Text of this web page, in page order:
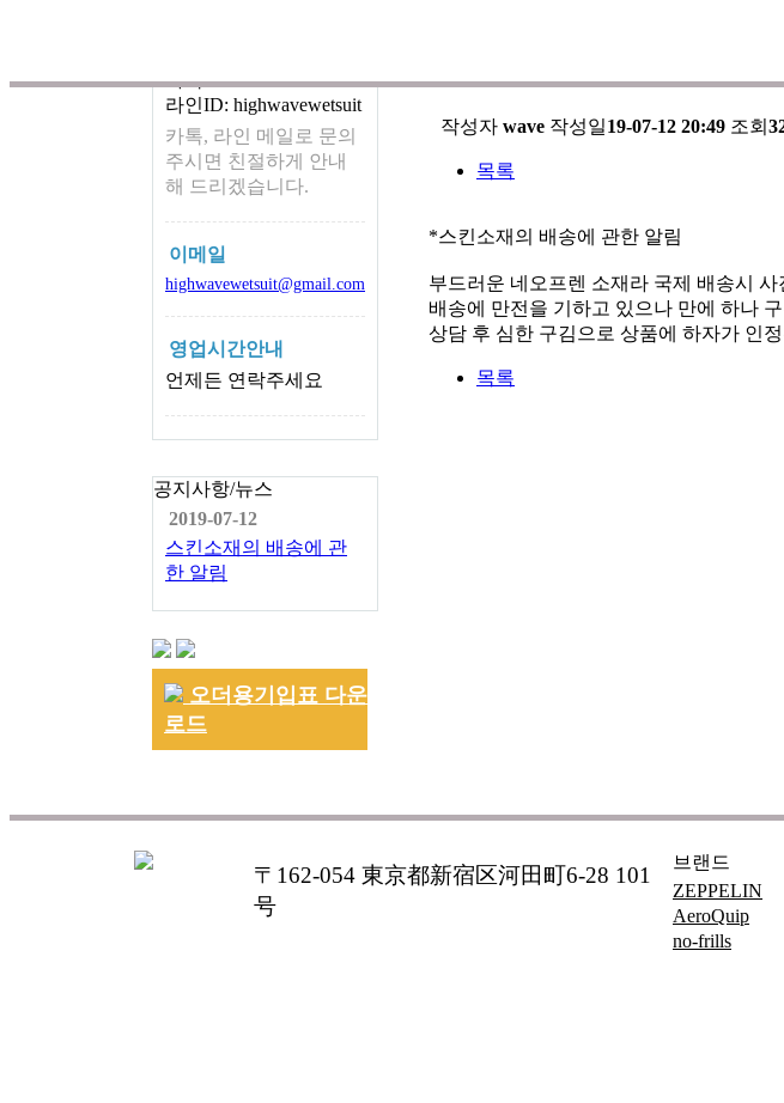
카톡ID: wetsuit4067
라인ID: highwavewetsuit
카톡, 라인 메일로 문의
주시면 친절하게 안내
해 드리겠습니다.
이메일
highwavewetsuit@gmail.com
영업시간안내
언제든 연락주세요
공지사항/뉴스
2019-07-12
스킨소재의 배송에 관
한 알림
오더용기입표 다운
로드
작성자 wave 작성일19-07-12 20:49 조회
목록
*스킨소재의 배송에 관한 알림
부드러운 네오프렌 소재라 국제 배송시
배송에 만전을 기하고 있으나 만에 하나
상담 후 심한 구김으로 상품에 하자가 인
목록
〒162-054 東京都新宿区河田町6-28 101
号
브랜드
ZEPPELIN
AeroQuip
no-frills